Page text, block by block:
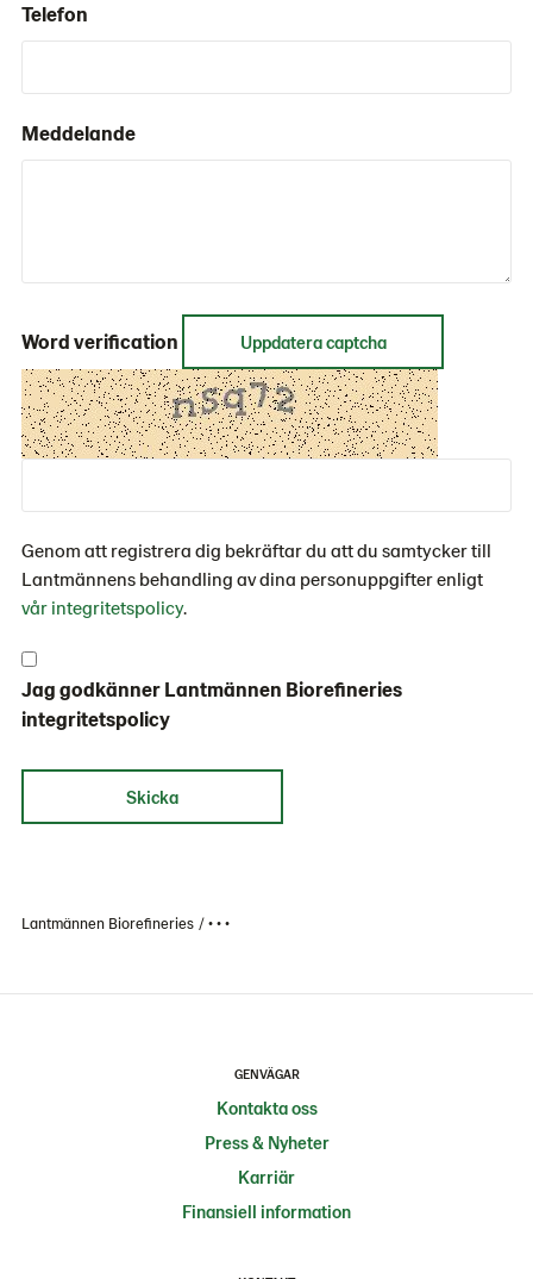
Telefon
Meddelande
Word verification Uppdatera captcha
Genom att registrera dig bekräftar du att du samtycker till
Lantmännens behandling av dina personuppgifter enligt
vår integritetspolicy.
Jag godkänner Lantmännen Biorefineries
integritetspolicy
Skicka
Lantmännen Biorefineries • • •
GENVÄGAR
Kontakta oss
Press & Nyheter
Karriär
Finansiell information